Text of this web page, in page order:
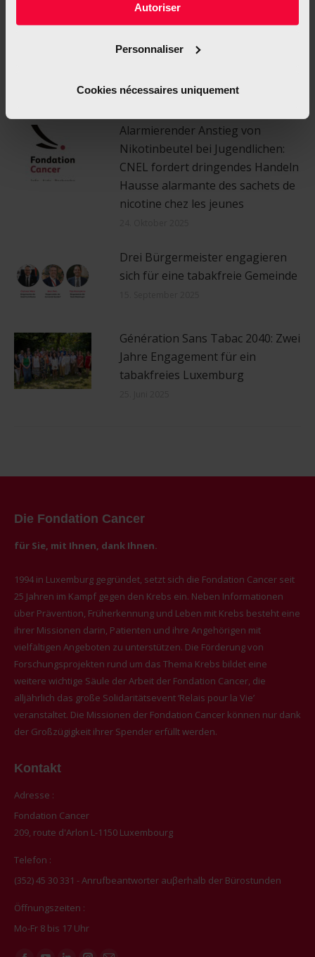
Autoriser
Personnaliser
Cookies nécessaires uniquement
Wenn der Sommer die Lust aufs
verstehen und durchbrechen
29. Juli 2026
Alarmierender Anstieg von
Nikotinbeutel bei Jugendlichen:
CNEL fordert dringendes Handeln
Hausse alarmante des sachets de
nicotine chez les jeunes
Drei Bürgermeister engagieren
sich für eine tabakfreie Gemeinde
Génération Sans Tabac 2040: Zwei
Jahre Engagement für ein
tabakfreies Luxemburg
Die Fondation Cancer
für Sie, mit Ihnen, dank Ihnen.
1994 in Luxemburg gegründet, setzt sich die Fondation Cancer seit
25 Jahren im Kampf gegen den Krebs ein. Neben Informationen
über Prävention, Früherkennung und Leben mit Krebs besteht eine
ihrer Missionen darin, Patienten und ihre Angehörigen mit
vielfältigen Angeboten zu unterstützen. Die Förderung von
Forschungsprojekten rund um das Thema Krebs bildet eine
weitere wichtige Säule der Arbeit der Fondation Cancer, die
alljährlich das große Solidaritätsevent ‘Relais pour la Vie’
veranstaltet. Die Missionen der Fondation Cancer können nur dank
der Großzügigkeit ihrer Spender erfüllt werden.
Kontakt
Adresse :
Fondation Cancer
209, route d'Arlon L-1150 Luxembourg
Telefon :
(352) 45 30 331 - Anrufbeantworter auβerhalb der Bürostunden
Öffnungszeiten :
Mo-Fr 8 bis 17 Uhr